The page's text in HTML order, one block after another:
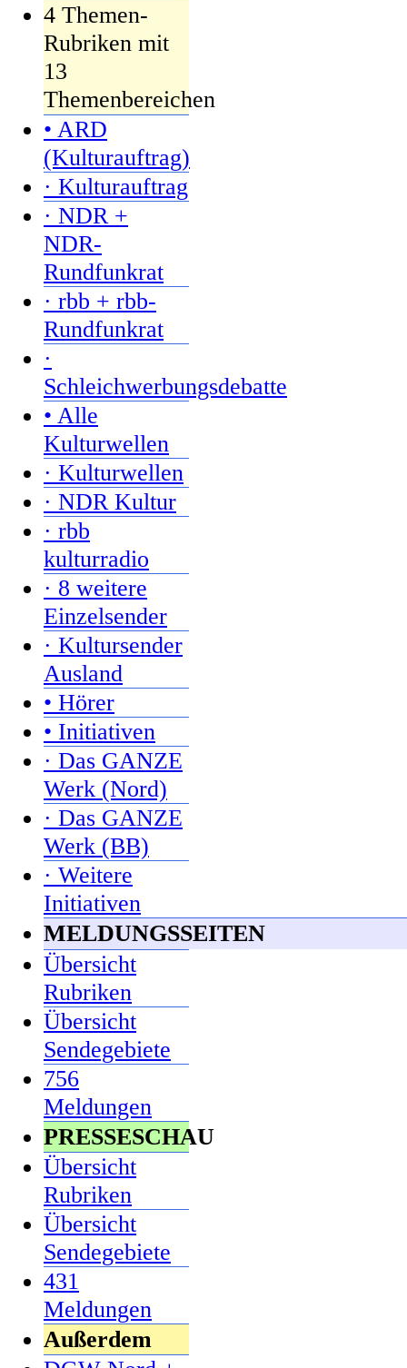
4 Themen-
Rubriken mit
13
Themenbereichen
• ARD
(Kulturauftrag)
· Kulturauftrag
· NDR +
NDR-
Rundfunkrat
· rbb + rbb-
Rundfunkrat
·
Schleichwerbungsdebatte
• Alle
Kulturwellen
· Kulturwellen
· NDR Kultur
· rbb
kulturradio
· 8 weitere
Einzelsender
· Kultursender
Ausland
• Hörer
• Initiativen
· Das GANZE
Werk (Nord)
· Das GANZE
Werk (BB)
· Weitere
Initiativen
MELDUNGSSEITEN
Übersicht
Rubriken
Übersicht
Sendegebiete
756
Meldungen
PRESSESCHAU
Übersicht
Rubriken
Übersicht
Sendegebiete
431
Meldungen
Außerdem